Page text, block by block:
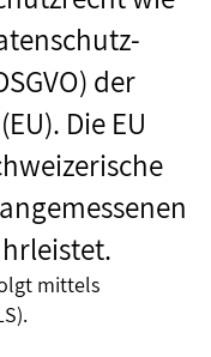
der
Die EU
mittels